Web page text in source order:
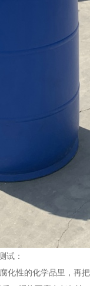
试：
化性的化学品里，再把